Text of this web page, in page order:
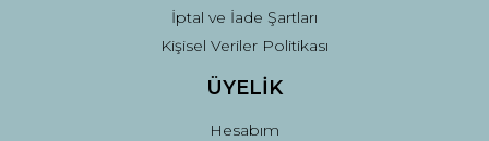
İptal ve İade Şartları
Kişisel Veriler Politikası
ÜYELİK
Hesabım